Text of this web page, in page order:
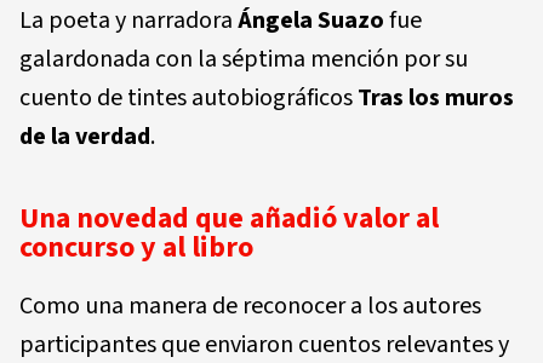
La poeta y narradoraÁngela Suazofue
galardonada con la séptima mención por su
cuento de tintes autobiográficosTras los muros
de la verdad.
Una novedad que añadió valor al
concurso y al libro
Como una manera de reconocer a los autores
participantes que enviaron cuentos relevantes y